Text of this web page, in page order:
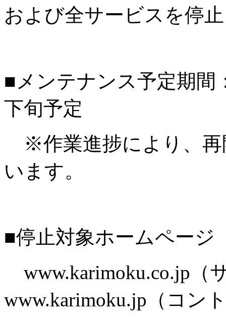
および全サービスを停
■メンテナンス予定期間
下旬予定
※作業進捗により、再
います。
■停止対象ホームページ
www.karimoku.co.jp（
www.karimoku.jp（コン